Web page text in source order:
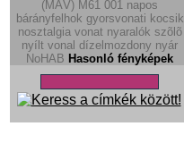
(MÁV) M61 001 napos
bárányfelhok gyorsvonati kocsik
nosztalgia vonat nyaralók szõlõ
nyílt vonal dízelmozdony nyár
NoHAB Hasonló fényképek